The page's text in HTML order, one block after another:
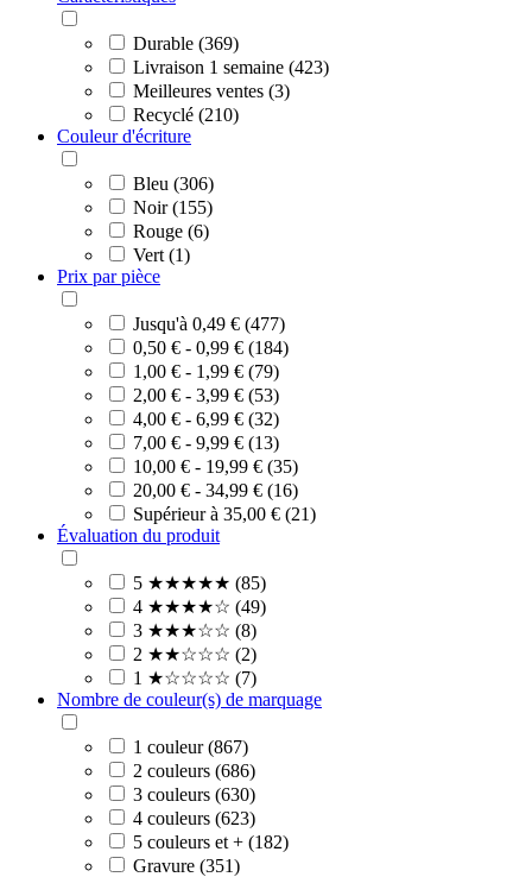
Durable (369)
Livraison 1 semaine (423)
Meilleures ventes (3)
Recyclé (210)
Couleur d'écriture
Bleu (306)
Noir (155)
Rouge (6)
Vert (1)
Prix par pièce
Jusqu'à 0,49 € (477)
0,50 € - 0,99 € (184)
1,00 € - 1,99 € (79)
2,00 € - 3,99 € (53)
4,00 € - 6,99 € (32)
7,00 € - 9,99 € (13)
10,00 € - 19,99 € (35)
20,00 € - 34,99 € (16)
Supérieur à 35,00 € (21)
Évaluation du produit
5 ★★★★★ (85)
4 ★★★★☆ (49)
3 ★★★☆☆ (8)
2 ★★☆☆☆ (2)
1 ★☆☆☆☆ (7)
Nombre de couleur(s) de marquage
1 couleur (867)
2 couleurs (686)
3 couleurs (630)
4 couleurs (623)
5 couleurs et + (182)
Gravure (351)